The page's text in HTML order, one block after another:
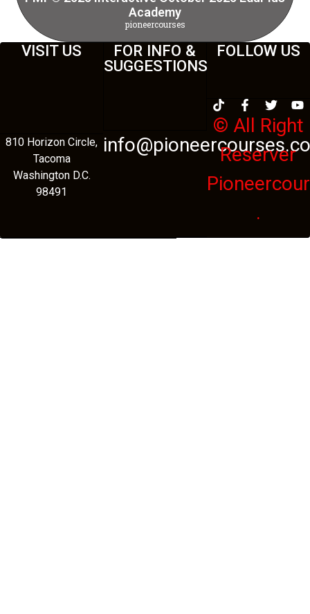
Academy
pioneercourses
VISIT US
810 Horizon Circle,
Tacoma
Washington D.C.
98491
FOR INFO &
SUGGESTIONS
FOLLOW US
© All Right
Reserver
.